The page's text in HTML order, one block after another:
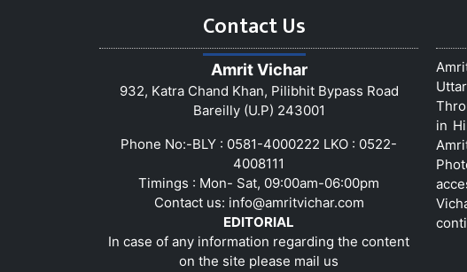
Contact Us
Amrit Vichar
932, Katra Chand Khan, Pilibhit Bypass Road
Bareilly (U.P) 243001
Phone No:-BLY : 0581-4000222 LKO : 0522-
4008111
Timings : Mon- Sat, 09:00am-06:00pm
Contact us: info@amritvichar.com
EDITORIAL
In case of any information regarding the content
on the site please mail us
in